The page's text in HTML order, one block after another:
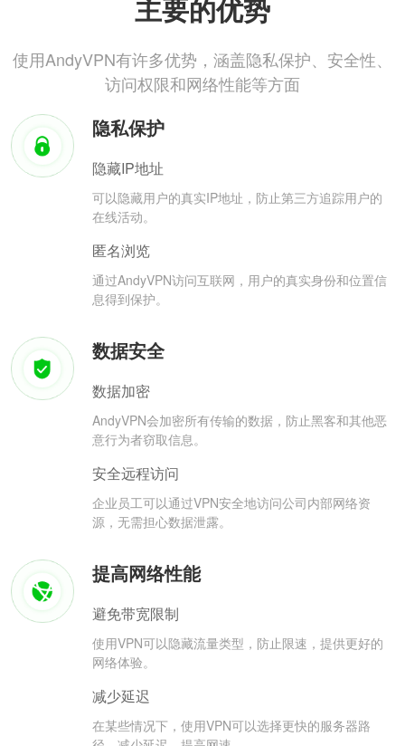
主要的优势
使用AndyVPN有许多优势，涵盖隐私保护、安全性、
访问权限和网络性能等方面
隐私保护
隐藏IP地址
可以隐藏用户的真实IP地址，防止第三方追踪用户的
在线活动。
匿名浏览
通过AndyVPN访问互联网，用户的真实身份和位置信
息得到保护。
数据安全
数据加密
AndyVPN会加密所有传输的数据，防止黑客和其他恶
意行为者窃取信息。
安全远程访问
企业员工可以通过VPN安全地访问公司内部网络资
源，无需担心数据泄露。
提高网络性能
避免带宽限制
使用VPN可以隐藏流量类型，防止限速，提供更好的
网络体验。
减少延迟
在某些情况下，使用VPN可以选择更快的服务器路